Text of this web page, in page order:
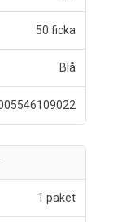
50 ficka
Blå
1 paket